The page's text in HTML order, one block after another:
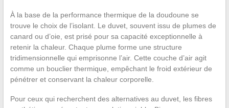
À la base de la performance thermique de la doudoune se
trouve le choix de l’isolant. Le duvet, souvent issu de plumes de
canard ou d’oie, est prisé pour sa capacité exceptionnelle à
retenir la chaleur. Chaque plume forme une structure
tridimensionnelle qui emprisonne l’air. Cette couche d’air agit
comme un bouclier thermique, empêchant le froid extérieur de
pénétrer et conservant la chaleur corporelle.
Pour ceux qui recherchent des alternatives au duvet, les fibres